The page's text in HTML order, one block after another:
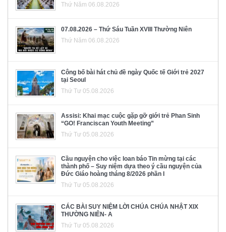
Thứ Năm 06.08.2026
07.08.2026 – Thứ Sáu Tuần XVIII Thường Niên
Thứ Năm 06.08.2026
Công bố bài hát chủ đề ngày Quốc tế Giới trẻ 2027
tại Seoul
Thứ Tư 05.08.2026
Assisi: Khai mạc cuộc gặp gỡ giới trẻ Phan Sinh
“GO! Franciscan Youth Meeting”
Thứ Tư 05.08.2026
Cầu nguyện cho việc loan báo Tin mừng tại các
thành phố – Suy niệm dựa theo ý cầu nguyện của
Đức Giáo hoàng tháng 8/2026 phần I
Thứ Tư 05.08.2026
CÁC BÀI SUY NIỆM LỜI CHÚA CHÚA NHẬT XIX
THƯỜNG NIÊN- A
Thứ Tư 05.08.2026